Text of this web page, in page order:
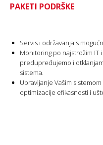
PAKETI PODRŠKE
Servis i održavanja s
Monitoring po najstrožim
predupređujemo i
sistema.
Upravljanje Vašim
optimizacije efikasnosti i